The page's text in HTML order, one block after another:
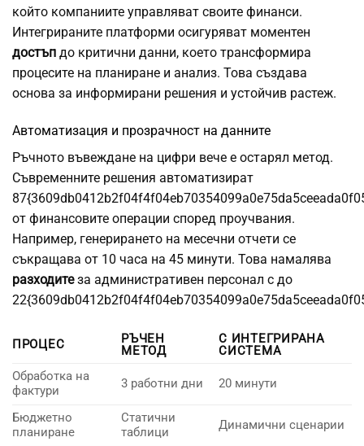
който компаниите управляват своите финанси.
Интегрираните платформи осигуряват моментен
достъп до критични данни, което трансформира
процесите на планиране и анализ. Това създава
основа за информирани решения и устойчив растеж.
Автоматизация и прозрачност на данните
Ръчното въвеждане на цифри вече е остарял метод.
Съвременните решения автоматизират
от финансовите операции според проучвания.
Например, генерирането на месечни отчети се
съкращава от 10 часа на 45 минути. Това намалява
разходитеза административен персонал с до
ПРОЦЕС
РЪЧЕН
МЕТОД
С ИНТЕГРИРАНА
СИСТЕМА
Обработка на
фактури
3 работни дни 20 минути
Бюджетно
планиране
Статични
таблици
Динамични сценарии